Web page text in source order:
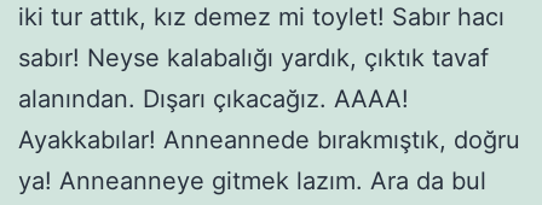
iki tur attık, kız demez mi toylet! Sabır hacı
sabır! Neyse kalabalığı yardık, çıktık tavaf
alanından. Dışarı çıkacağız. AAAA!
Ayakkabılar! Anneannede bırakmıştık, doğru
ya! Anneanneye gitmek lazım. Ara da bul